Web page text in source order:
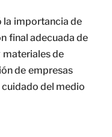
la importancia de
final adecuada de
de
de empresas
del medio